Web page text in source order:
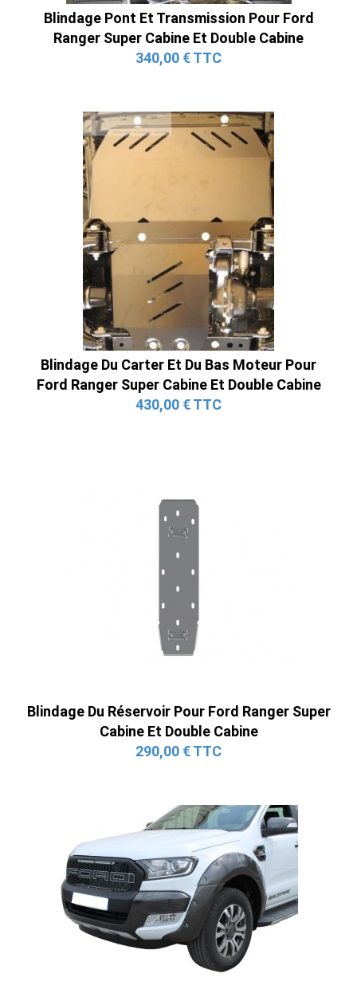
Blindage Pont Et Transmission Pour Ford
Ranger Super Cabine Et Double Cabine
340,00 € TTC
Blindage Du Carter Et Du Bas Moteur Pour
Ford Ranger Super Cabine Et Double Cabine
430,00 € TTC
Blindage Du Réservoir Pour Ford Ranger Super
Cabine Et Double Cabine
290,00 € TTC